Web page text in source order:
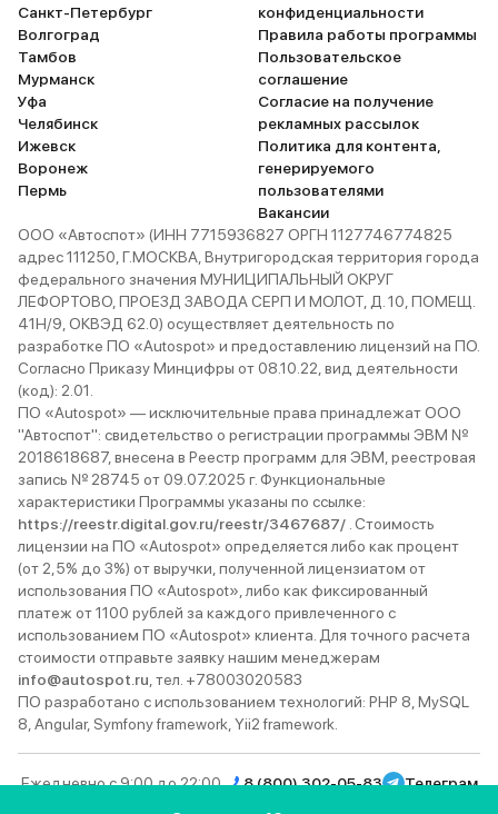
Санкт-Петербург
Волгоград
Тамбов
Мурманск
Уфа
Челябинск
Ижевск
Воронеж
Пермь
конфиденциальности
Правила работы программы
Пользовательское
соглашение
Согласие на получение
рекламных рассылок
Политика для контента,
генерируемого
пользователями
Вакансии
ООО «Автоспот» (ИНН 7715936827 ОРГН 1127746774825
адрес 111250, Г.МОСКВА, Внутригородская территория города
федерального значения МУНИЦИПАЛЬНЫЙ ОКРУГ
ЛЕФОРТОВО, ПРОЕЗД ЗАВОДА СЕРП И МОЛОТ, Д. 10, ПОМЕЩ.
41Н/9, ОКВЭД 62.0) осуществляет деятельность по
разработке ПО «Autospot» и предоставлению лицензий на ПО.
Согласно Приказу Минцифры от 08.10.22, вид деятельности
(код): 2.01.
ПО «Autospot» — исключительные права принадлежат ООО
"Автоспот": свидетельство о регистрации программы ЭВМ №
2018618687, внесена в Реестр программ для ЭВМ, реестровая
запись № 28745 от 09.07.2025 г. Функциональные
характеристики Программы указаны по ссылке:
https://reestr.digital.gov.ru/reestr/3467687/ . Стоимость
лицензии на ПО «Autospot» определяется либо как процент
(от 2,5% до 3%) от выручки, полученной лицензиатом от
использования ПО «Autospot», либо как фиксированный
платеж от 1100 рублей за каждого привлеченного с
использованием ПО «Autospot» клиента. Для точного расчета
стоимости отправьте заявку нашим менеджерам
info@autospot.ru , тел. +78003020583
ПО разработано с использованием технологий: PHP 8, MySQL
8, Angular, Symfony framework, Yii2 framework.
Ежедневно с 9:00 до 22:00 8 (800) 302-05-83
Телеграм